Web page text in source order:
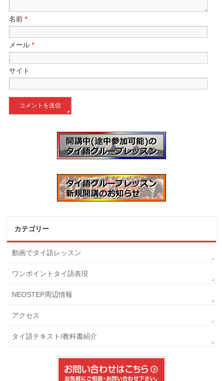
名前*
メール*
サイト
カテゴリー
動画でタイ語レッスン
ワンポイントタイ語表現
NEOSTEP周辺情報
アクセス
タイ語テキスト/教科書紹介